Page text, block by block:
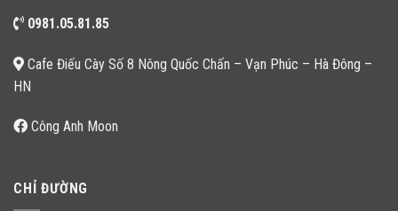
0981.05.81.85
Cafe Điếu Cày Số 8 Nông Quốc Chấn – Vạn Phúc – Hà Đông –
HN
Công Anh Moon
CHỈ ĐƯỜNG